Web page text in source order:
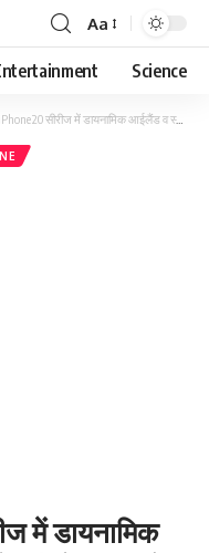
Aa
Science
में डायनामिक आईलैंड व स्क्रीन के नीचे सेल्फी कैमरा – और भी खास फ़ीचर्स पर चर्चा.
में डायनामिक